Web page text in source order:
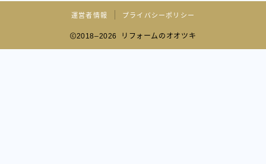
運営者情報 プライバシーポリシー
2018–2026 リフォームのオオツキ